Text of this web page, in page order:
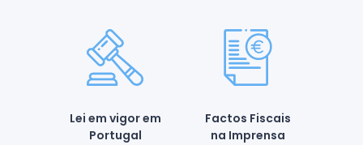
Lei em vigor em
Portugal
Factos Fiscais
na Imprensa